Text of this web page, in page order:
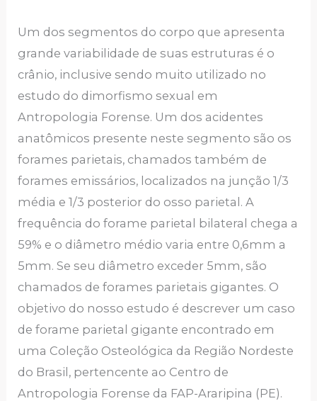
Um dos segmentos do corpo que apresenta
grande variabilidade de suas estruturas é o
crânio, inclusive sendo muito utilizado no
estudo do dimorfismo sexual em
Antropologia Forense. Um dos acidentes
anatômicos presente neste segmento são os
forames parietais, chamados também de
forames emissários, localizados na junção 1/3
média e 1/3 posterior do osso parietal. A
frequência do forame parietal bilateral chega a
59% e o diâmetro médio varia entre 0,6mm a
5mm. Se seu diâmetro exceder 5mm, são
chamados de forames parietais gigantes. O
objetivo do nosso estudo é descrever um caso
de forame parietal gigante encontrado em
uma Coleção Osteológica da Região Nordeste
do Brasil, pertencente ao Centro de
Antropologia Forense da FAP-Araripina (PE).